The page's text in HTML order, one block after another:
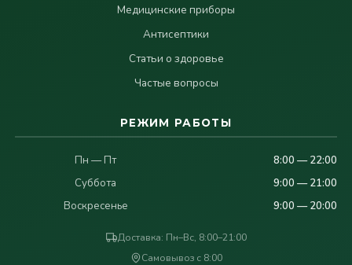
Медицинские приборы
Антисептики
Статьи о здоровье
Частые вопросы
РЕЖИМ РАБОТЫ
Пн — Пт
8:00 — 22:00
Суббота
9:00 — 21:00
Воскресенье
9:00 — 20:00
Доставка: Пн–Вс, 8:00–21:00
Самовывоз с 8:00